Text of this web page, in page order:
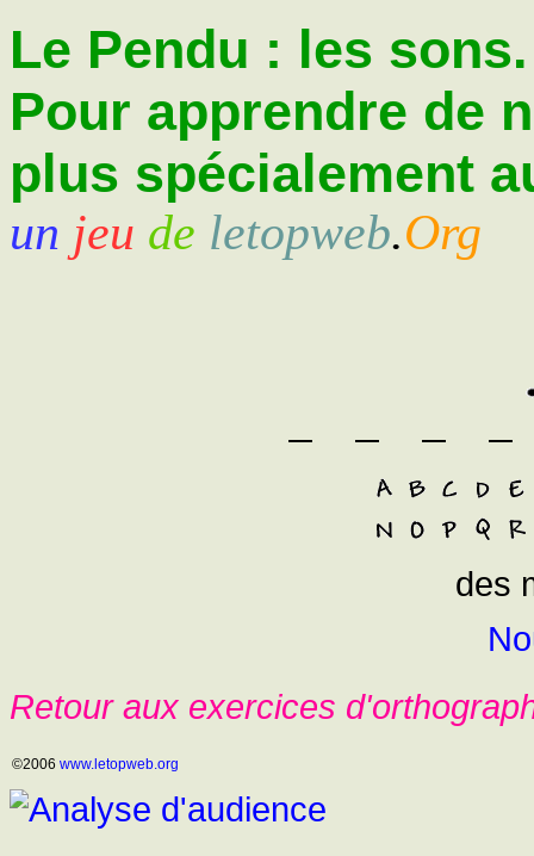
Le Pendu : les sons.
Pour apprendre de
plus spécialement
un jeu de letopweb.Org
des
Retour aux exercices
©2006 www.letopweb.org